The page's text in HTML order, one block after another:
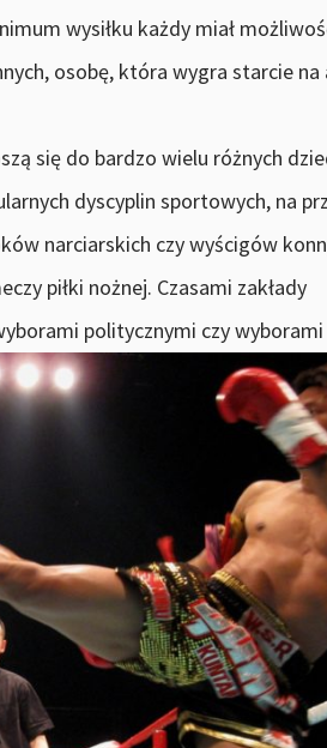
wysiłku każdy miał
osobę, która wygra starcie na
się do bardzo wielu różnych
dyscyplin sportowych, na
narciarskich czy wyścigów
piłki nożnej. Czasami zakłady
politycznymi czy